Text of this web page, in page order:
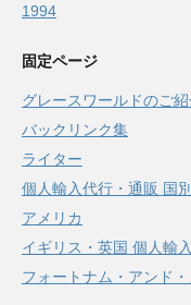
1994
固定ページ
グレースワールドのご紹
バックリンク集
ライター
個人輸入代行・通販 国
アメリカ
イギリス・英国 個人輸
フォートナム・アンド